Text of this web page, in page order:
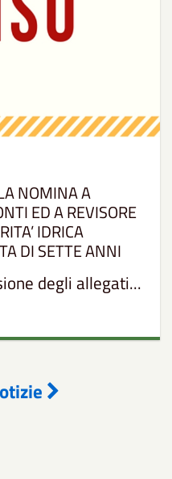
NOMINA A
ED A REVISORE
IDRICA
DI SETTE ANNI
degli allegati...